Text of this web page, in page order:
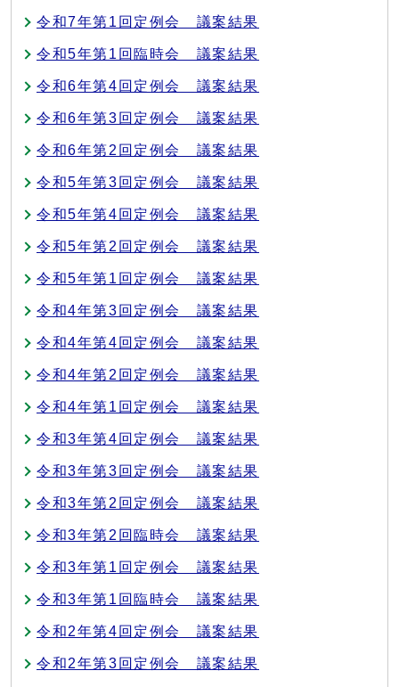
令和7年第1回定例会 議案結果
令和5年第1回臨時会 議案結果
令和6年第4回定例会 議案結果
令和6年第3回定例会 議案結果
令和6年第2回定例会 議案結果
令和5年第3回定例会 議案結果
令和5年第4回定例会 議案結果
令和5年第2回定例会 議案結果
令和5年第1回定例会 議案結果
令和4年第3回定例会 議案結果
令和4年第4回定例会 議案結果
令和4年第2回定例会 議案結果
令和4年第1回定例会 議案結果
令和3年第4回定例会 議案結果
令和3年第3回定例会 議案結果
令和3年第2回定例会 議案結果
令和3年第2回臨時会 議案結果
令和3年第1回定例会 議案結果
令和3年第1回臨時会 議案結果
令和2年第4回定例会 議案結果
令和2年第3回定例会 議案結果